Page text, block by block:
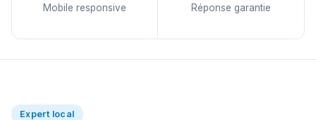
Mobile responsive Réponse garantie
Expert local